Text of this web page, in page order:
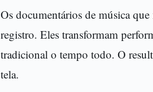
Os documentários de música
registro. Eles transformam
tradicional o tempo todo. O
tela.